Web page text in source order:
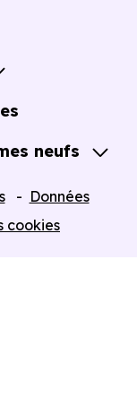
en VEFA
neufs
Données
cookies